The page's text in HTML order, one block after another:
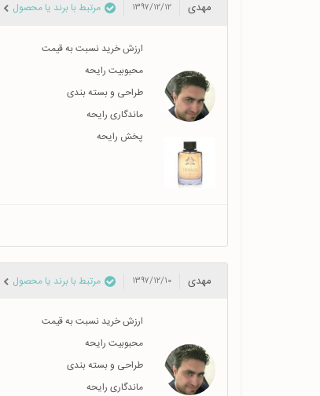
مهدی ۱۳۹۷/۱۲/۱۲ مرتبط با برند یا محصول
ارزش خرید نسبت به قیمت
محبوبیت رایحه
طراحی و بسته بندی
ماندگاری رایحه
پخش رایحه
مهدی ۱۳۹۷/۱۲/۱۰ مرتبط با برند یا محصول
ارزش خرید نسبت به قیمت
محبوبیت رایحه
طراحی و بسته بندی
ماندگاری رایحه